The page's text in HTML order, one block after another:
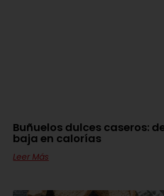
Buñuelos dulces caseros:
baja en calorías
Leer Más